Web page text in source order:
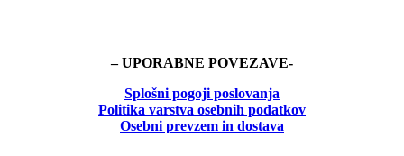
– UPORABNE POVEZAVE-
Splošni pogoji poslovanja
Politika varstva osebnih podatkov
Osebni prevzem in dostava